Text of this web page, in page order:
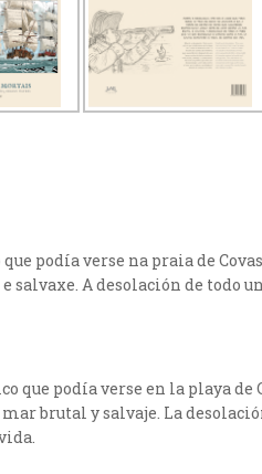
podía verse na praia de
A desolación de todo
que podía verse en la playa
brutal y salvaje. La